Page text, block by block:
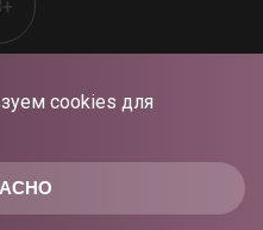
cookies для